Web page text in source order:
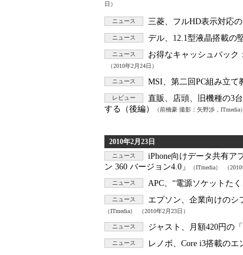
日）
ニュース 三菱、フルHD表示対応
ニュース デル、12.1型液晶搭載の
ニュース お得なキャッシュバック：
（2010年2月24日）
ニュース MSI、第二回PC組み立
レビュー 直販、店頭、旧機種の3
する（後編）
（前橋豪 撮影：矢野渉，ITmedia）
2010年2月23日
ニュース iPhone向けデータ共有ア
ン 360 バージョン4.0」
（ITmedia） （
ニュース APC、“電源ソケットた
ニュース エプソン、企業向けのシ
（ITmedia） （2010年2月23日）
ニュース ジャスト、月額420円の
ニュース レノボ、Core i3搭載のエ